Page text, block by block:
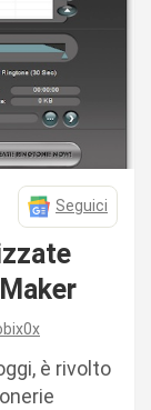
Seguici
è rivolto